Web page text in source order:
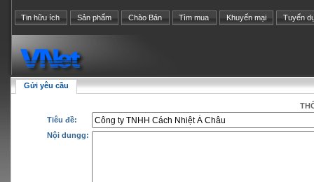
Tin hữu ích Sản phẩm Chào Bán Tìm mua Khuyến mại Tuyển
Gửi yêu cầu
Tiêu đề:
Nội dungg: